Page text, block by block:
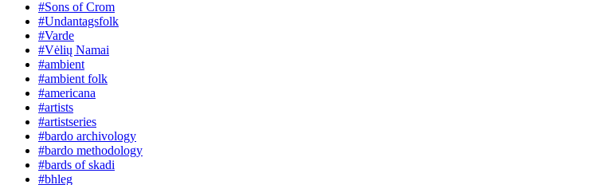
#Sons of Crom
#Undantagsfolk
#Varde
#Vėlių Namai
#ambient
#ambient folk
#americana
#artists
#artistseries
#bardo archivology
#bardo methodology
#bards of skadi
#bhleg